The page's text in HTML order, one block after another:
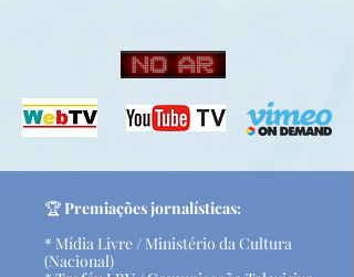
​🏆Premiações jornalísticas:
* Mídia Livre / Ministério da Cultura
(Nacional)